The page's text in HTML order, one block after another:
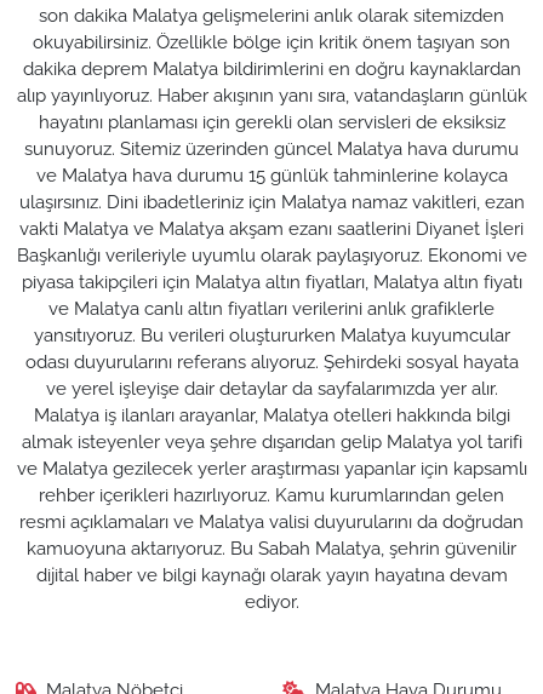
son dakika Malatya gelişmelerini anlık olarak sitemizden
okuyabilirsiniz. Özellikle bölge için kritik önem taşıyan son
dakika deprem Malatya bildirimlerini en doğru kaynaklardan
alıp yayınlıyoruz. Haber akışının yanı sıra, vatandaşların günlük
hayatını planlaması için gerekli olan servisleri de eksiksiz
sunuyoruz. Sitemiz üzerinden güncel Malatya hava durumu
ve Malatya hava durumu 15 günlük tahminlerine kolayca
ulaşırsınız. Dini ibadetleriniz için Malatya namaz vakitleri, ezan
vakti Malatya ve Malatya akşam ezanı saatlerini Diyanet İşleri
Başkanlığı verileriyle uyumlu olarak paylaşıyoruz. Ekonomi ve
piyasa takipçileri için Malatya altın fiyatları, Malatya altın fiyatı
ve Malatya canlı altın fiyatları verilerini anlık grafiklerle
yansıtıyoruz. Bu verileri oluştururken Malatya kuyumcular
odası duyurularını referans alıyoruz. Şehirdeki sosyal hayata
ve yerel işleyişe dair detaylar da sayfalarımızda yer alır.
Malatya iş ilanları arayanlar, Malatya otelleri hakkında bilgi
almak isteyenler veya şehre dışarıdan gelip Malatya yol tarifi
ve Malatya gezilecek yerler araştırması yapanlar için kapsamlı
rehber içerikleri hazırlıyoruz. Kamu kurumlarından gelen
resmi açıklamaları ve Malatya valisi duyurularını da doğrudan
kamuoyuna aktarıyoruz. Bu Sabah Malatya, şehrin güvenilir
dijital haber ve bilgi kaynağı olarak yayın hayatına devam
ediyor.
Malatya Nöbetçi
Malatya Hava Durumu